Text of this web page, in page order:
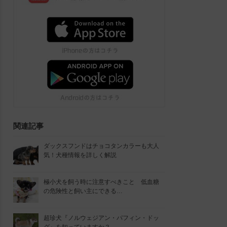
関連記事
ダックスフンドはチョコタンカラーも大人
気！犬種情報を詳しく解説
極小犬を飼う時に注意すべきこと 低血糖
の危険性と飼い主にできる…
超珍犬『ノルウェジアン・パフィン・ドッ